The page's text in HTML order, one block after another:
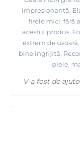
1.Ceara FILMare
45°C), prin
2.Ceara FILMse
efectului termic de
suprafata
impresionantă.
firele mici, fără
acestui produs.
extrem de
bine îngrijită.
piele,
V-a fost de